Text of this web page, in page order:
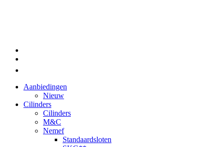
Aanbiedingen
Nieuw
Cilinders
Cilinders
M&C
Nemef
Standaardsloten